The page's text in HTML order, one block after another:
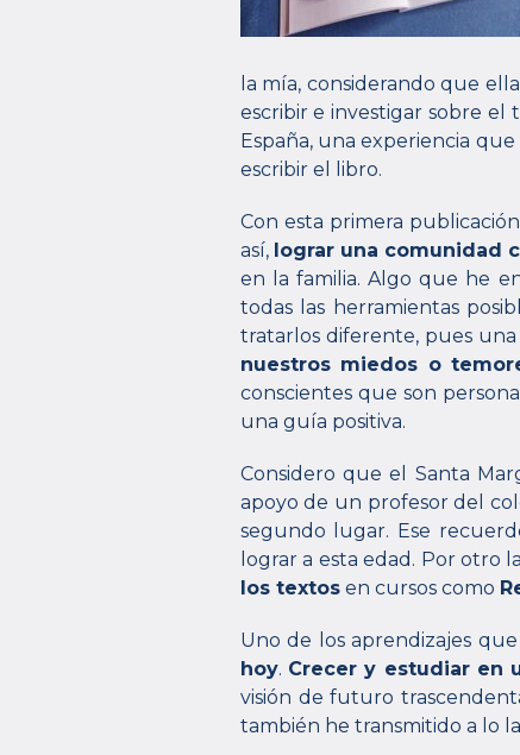
la mía, considerando que
escribir e investigar sobre
España, una experiencia
escribir el libro.
Con esta primera
así, lograr una comunidad
en la familia. Algo que he
todas las herramientas
tratarlos diferente, pues
nuestros miedos o
conscientes que son
una guía positiva.
Considero que el Santa
apoyo de un profesor del
segundo lugar. Ese
lograr a esta edad. Por otro
los textosen cursos como
Uno de los aprendizajes
hoy. Crecer y estudiar en
visión de futuro
también he transmitido a lo